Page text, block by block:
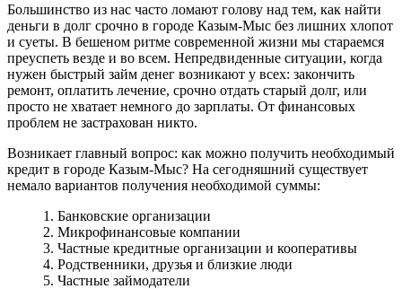
Большинство из нас часто ломают голову над тем, как найти
деньги в долг срочно в городе Казым-Мыс без лишних хлопот
и суеты. В бешеном ритме современной жизни мы стараемся
преуспеть везде и во всем. Непредвиденные ситуации, когда
нужен быстрый займ денег возникают у всех: закончить
ремонт, оплатить лечение, срочно отдать старый долг, или
просто не хватает немного до зарплаты. От финансовых
проблем не застрахован никто.
Возникает главный вопрос: как можно получить необходимый
кредит в городе Казым-Мыс? На сегодняшний существует
немало вариантов получения необходимой суммы:
1. Банковские организации
2. Микрофинансовые компании
3. Частные кредитные организации и кооперативы
4. Родственники, друзья и близкие люди
5. Частные займодатели